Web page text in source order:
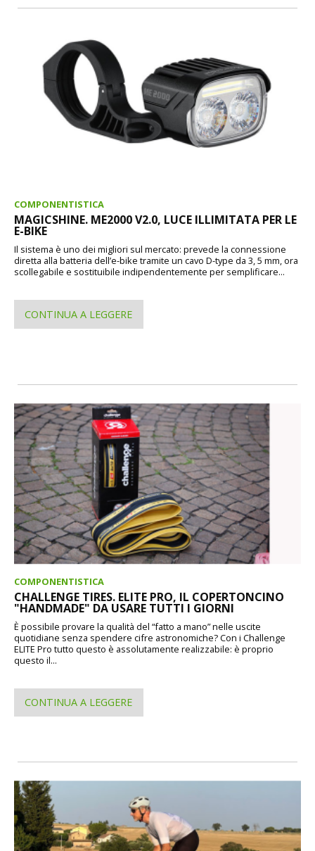
COMPONENTISTICA
MAGICSHINE. ME2000 V2.0, LUCE ILLIMITATA PER LE
E-BIKE
Il sistema è uno dei migliori sul mercato: prevede la connessione
diretta alla batteria dell’e-bike tramite un cavo D-type da 3, 5 mm, ora
scollegabile e sostituibile indipendentemente per semplificare...
CONTINUA A LEGGERE
COMPONENTISTICA
CHALLENGE TIRES. ELITE PRO, IL COPERTONCINO
"HANDMADE" DA USARE TUTTI I GIORNI
È possibile provare la qualità del “fatto a mano” nelle uscite
quotidiane senza spendere cifre astronomiche? Con i Challenge
ELITE Pro tutto questo è assolutamente realizzabile: è proprio
questo il...
CONTINUA A LEGGERE